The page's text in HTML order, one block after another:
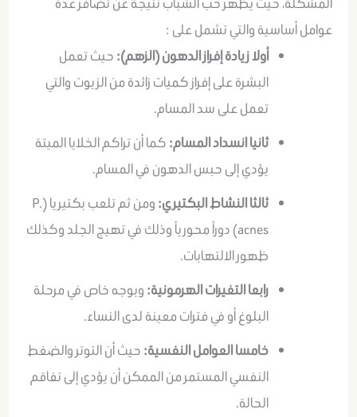
عوامل أساسية والتي تشمل على :
أولا زيادة إفراز الدهون (الزهم): حيث تعمل
البشرة على إفراز كميات زائدة من الزيوت والتي
تعمل على سد المسام.
ثانيا انسداد المسام: كما أن تراكم الخلايا الميتة
يؤدي إلى حبس الدهون في المسام.
ثالثا النشاط البكتيري: ومن ثم
تلعب بكتيريا (P.
acnes) دوراً محورياً وذلك في تهيج الجلد وكذلك
ظهور الالتهابات.
رابعا التغيرات الهرمونية: وبوجه خاص في مرحلة
البلوغ أو في فترات معينة لدى النساء.
خامسا العوامل النفسية: حيث أن التوتر والضغط
النفسي المستمر من الممكن أن يؤدي إلى تفاقم
الحالة.